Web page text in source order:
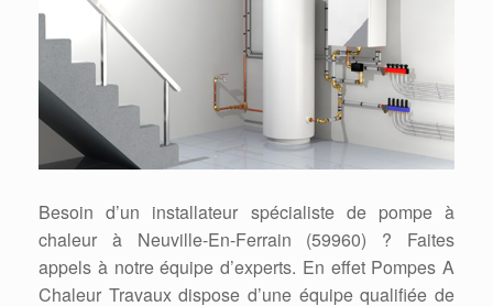
Besoin d’un installateur spécialiste de pompe à
chaleur à Neuville-En-Ferrain (59960) ? Faites
appels à notre équipe d’experts. En effet Pompes A
Chaleur Travaux dispose d’une équipe qualifiée de